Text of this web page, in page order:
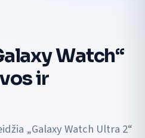
Watch“
ir
„Galaxy Watch Ultra 2“